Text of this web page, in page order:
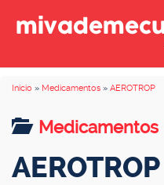
Inicio » Medicamentos » AEROTROP
Medicamentos
AEROTROP